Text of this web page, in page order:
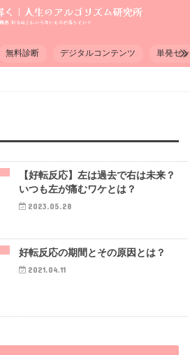
無料診断 デジタルコンテンツ 単発セ
【好転反応】左は過去で右は未来？
いつも左が痛むワケとは？
2023.05.28
好転反応の期間とその原因とは？
2021.04.11